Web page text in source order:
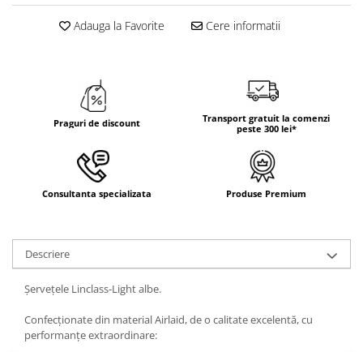
DECOR ALB & IVORY
DECOR VERDE
DECOR LILA & MOV
DECOR AURIU
DECOR ARGINTIU & GRI
DECOR GALBEN
DECOR NEGRU
DECOR BEJ & MARO
Adauga la Favorite Cere informatii
Praguri de discount
Transport gratuit la comenzi
peste 300 lei*
Consultanta specializata Produse Premium
Descriere
Șervețele Linclass-Light albe.
Confecționate din material Airlaid, de o calitate excelentă, cu
performanțe extraordinare: